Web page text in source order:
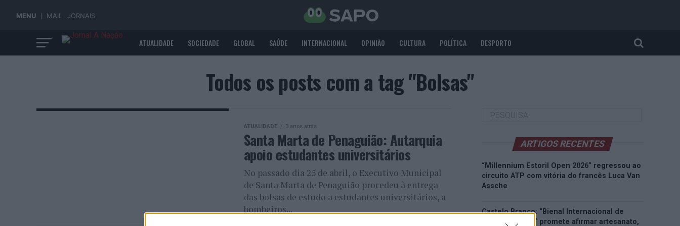
MENU MAIL JORNAIS
ATUALIDADE SOCIEDADE GLOBAL SAÚDE INTERNACIONAL OPINIÃO CULTURA POLÍTICA DESPORTO
Todos os posts com a tag "Bolsas"
ATUALIDADE 3 anos atrás
Santa Marta de Penaguião: Autarquia
apoio estudantes universitários
No passado dia 25 de abril, o Executivo Municipal
de Santa Marta de Penaguião procedeu à entrega
das bolsas de estudo a estudantes universitários, a
bombeiros...
ARTIGOS RECENTES
“Millennium Estoril Open 2026” regressou ao
circuito ATP com vitória do francês Luca Van
Assche
Castelo Branco: “Bienal Internacional de
Artes e Ofícios” promete afirmar artesanato,